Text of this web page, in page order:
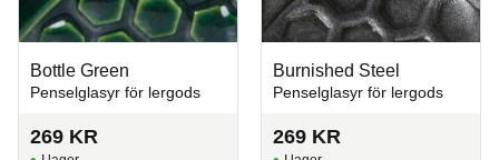
Bottle Green
Penselglasyr för lergods
269 KR
Burnished Steel
Penselglasyr för lergods
269 KR